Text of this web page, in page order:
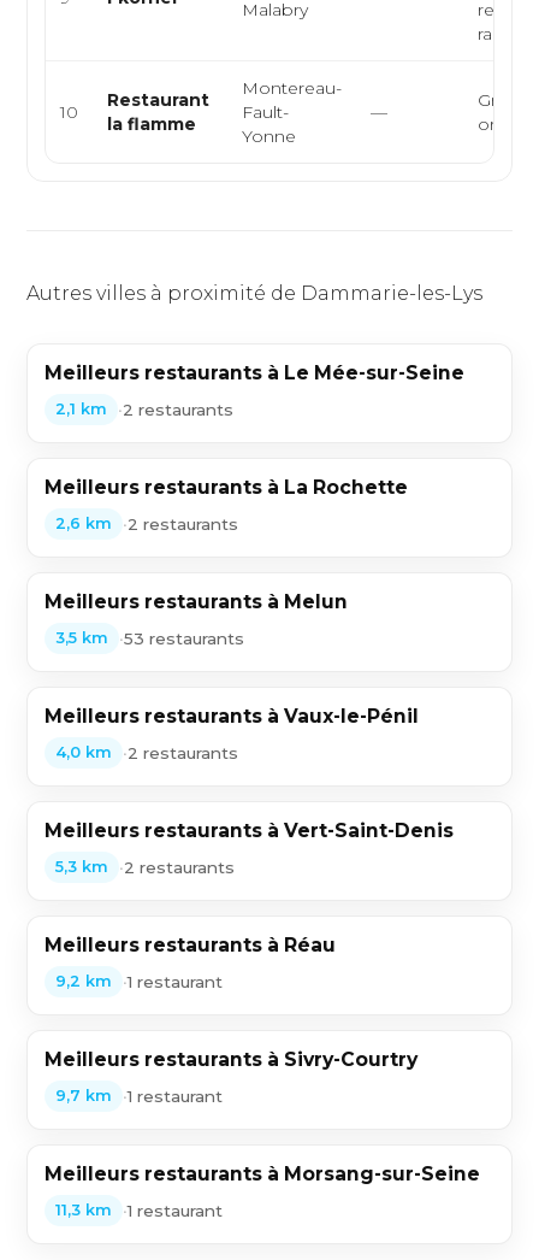
Malabry
rapide
10
Restaurant
la flamme
Montereau-
Fault-
Yonne
—
Autres villes à proximité de Dammarie-les-Lys
Meilleurs restaurants à Le Mée-sur-Seine
2,1 km •2 restaurants
Meilleurs restaurants à La Rochette
2,6 km •2 restaurants
Meilleurs restaurants à Melun
3,5 km •53 restaurants
Meilleurs restaurants à Vaux-le-Pénil
4,0 km •2 restaurants
Meilleurs restaurants à Vert-Saint-Denis
5,3 km •2 restaurants
Meilleurs restaurants à Réau
9,2 km •1 restaurant
Meilleurs restaurants à Sivry-Courtry
9,7 km •1 restaurant
Meilleurs restaurants à Morsang-sur-Seine
11,3 km •1 restaurant